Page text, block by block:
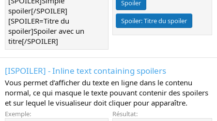
spoiler[/SPOILER]
[SPOILER=Titre du
spoiler]Spoiler avec un
titre[/SPOILER]
Spoiler
Spoiler:Titre du spoiler
[ISPOILER] - Inline text containing spoilers
Vous permet d’afficher du texte en ligne dans le contenu
normal, ce qui masque le texte pouvant contenir des spoilers
et sur lequel le visualiseur doit cliquer pour apparaître.
Exemple: Résultat: